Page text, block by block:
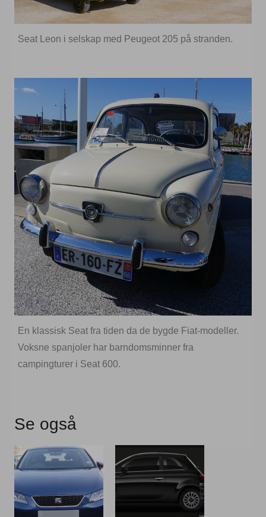
Seat Leon i selskap med Peugeot 205 på stranden.
En klassisk Seat fra tiden da de bygde Fiat-modeller.
Voksne spanjoler har barndomsminner fra
campingturer i Seat 600.
Se også